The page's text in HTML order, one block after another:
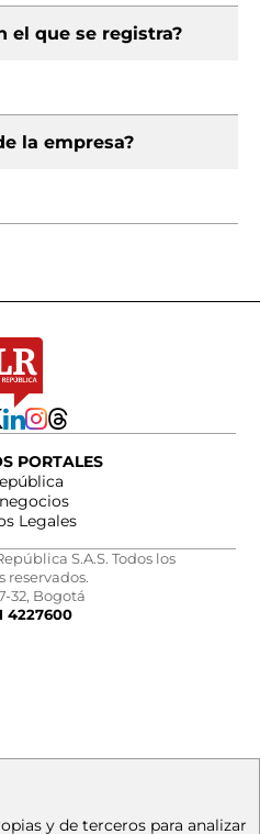
el que se registra?
la empresa?
PORTALES
Legales
S.A.S. Todos los
reservados.
32, Bogotá
4227600
y de terceros para analizar